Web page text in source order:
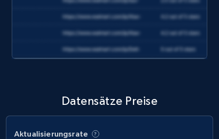
Zara - Products
eCommerce
Datensätze Preise
Aktualisierungsrate